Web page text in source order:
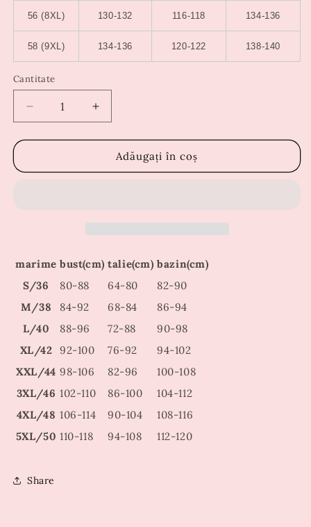
56 (8XL) 130-132 116-118 134-136
58 (9XL) 134-136 120-122 138-140
Cantitate
Reduceți
cantitatea
pentru
Alinna
Creșteți
cantitatea
pentru
Rochie
Alinna
Adăugați în coș
marime bust(cm) talie(cm) bazin(cm)
S/36
80-88 64-80
82-90
M/38
84-92 68-84
86-94
L/40
88-96 72-88
90-98
XL/42 92-100 76-92
94-102
XXL/44 98-106 82-96
100-108
3XL/46 102-110 86-100
104-112
4XL/48 106-114 90-104
108-116
5XL/50 110-118 94-108 112-120
Share